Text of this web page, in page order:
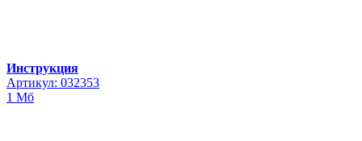
Инструкция
Артикул: 032353
1 Мб